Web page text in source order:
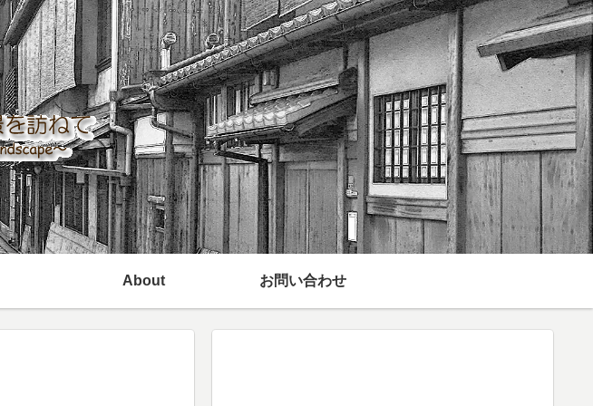
About お問い合わせ